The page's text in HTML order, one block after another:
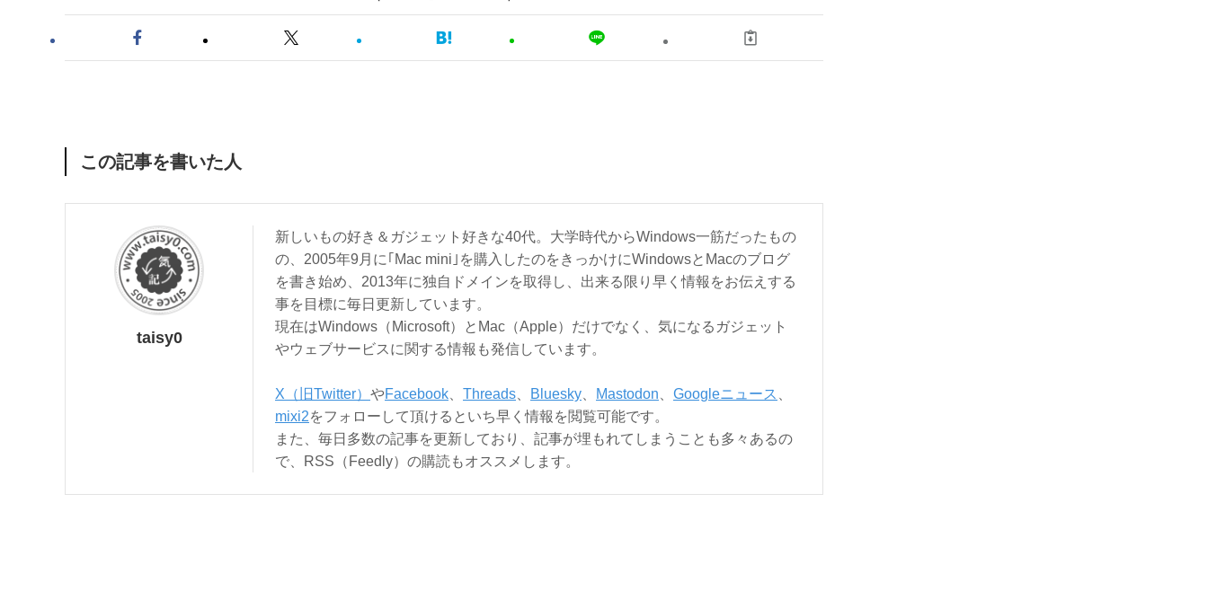
この記事を書いた人
taisy0
新しいもの好き＆ガジェット好きな40代。大学時代からWindows一筋だったもの
の、2005年9月に｢Mac mini｣を購入したのをきっかけにWindowsとMacのブログ
を書き始め、2013年に独自ドメインを取得し、出来る限り早く情報をお伝えする
事を目標に毎日更新しています。
現在はWindows（Microsoft）とMac（Apple）だけでなく、気になるガジェット
やウェブサービスに関する情報も発信しています。
X（旧Twitter） やFacebook Threads Bluesky Mastodon Googleニュース
mixi2をフォローして頂けるといち早く情報を閲覧可能です。
また、毎日多数の記事を更新しており、記事が埋もれてしまうことも多々あるの
で、RSS（Feedly）の購読もオススメします。